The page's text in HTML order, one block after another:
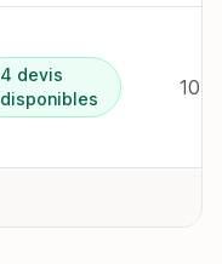
4 devis
disponibles
103